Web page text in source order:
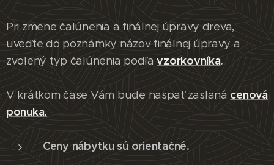
Pri zmene čalúnenia a finálnej úpravy dreva,
uveďte do poznámky názov finálnej úpravy a
zvolený typ čalúnenia podľavzorkovníka.
V krátkom čase Vám bude naspäť zaslaná cenová
ponuka.
Ceny nábytku sú orientačné.